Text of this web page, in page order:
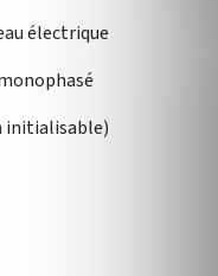
électrique
initialisable)